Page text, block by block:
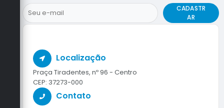
Localização
Praça Tiradentes, nº 96 - Centro
CEP: 37273-000
Contato
CADASTR
AR